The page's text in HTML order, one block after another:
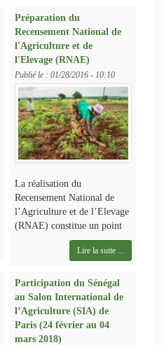
Préparation du
Recensement National de
l'Agriculture et de
l'Elevage (RNAE)
Publié le : 01/28/2016 - 10:10
La réalisation du
Recensement National de
l’Agriculture et de l’Elevage
(RNAE) constitue un point
Lire la suite ...
Participation du Sénégal
au Salon International de
l’Agriculture (SIA) de
Paris (24 février au 04
mars 2018)